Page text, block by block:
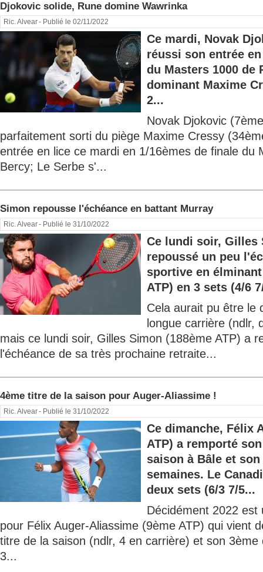
Djokovic solide, Rune domine Wawrinka
Ric. Alvear- Publié le 02/11/2022
Ce mardi, Novak
réussi son entrée
du Masters 1000 de
dominant Maxime
2...
Novak Djokovic
parfaitement sorti du piège Maxime Cressy
entrée en lice ce mardi en 1/16èmes de finale du
Bercy; Le Serbe s'...
Simon repousse l'échéance en battant Murray
Ric. Alvear- Publié le 31/10/2022
Ce lundi soir, Gilles
repoussé un peu
sportive en
ATP) en 3 sets (4/6
Cela aurait pu être le
longue carrière (ndlr,
mais ce lundi soir, Gilles Simon (188ème ATP) a
l'échéance de sa très prochaine retraite...
4ème titre de la saison pour Auger-Aliassime !
Ric. Alvear- Publié le 31/10/2022
Ce dimanche, Félix
ATP) a remporté
saison à Bâle et
semaines. Le
deux sets (6/3 7/5...
Décidément 2022 est
pour Félix Auger-Aliassime (9ème ATP) qui vient
titre de la saison (ndlr, 4 en carrière) et son 3ème
3...